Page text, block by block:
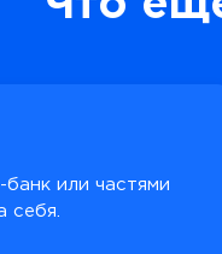
или частями
себя.